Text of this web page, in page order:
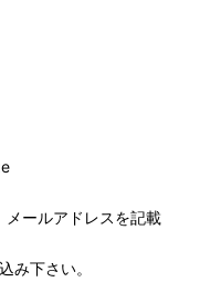
ールアドレスを記載
下さい。